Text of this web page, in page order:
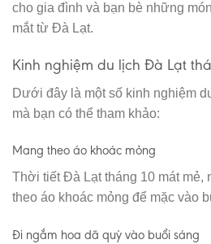
cho gia đình và bạn bè những
mắt từ Đà Lạt.
Kinh nghiệm du lịch Đà Lạt
Dưới đây là một số kinh nghiệm
mà bạn có thể tham khảo:
Mang theo áo khoác mỏng
Thời tiết Đà Lạt tháng 10 mát mẻ,
theo áo khoác mỏng để mặc vào
Đi ngắm hoa dã quỳ vào buổi sáng